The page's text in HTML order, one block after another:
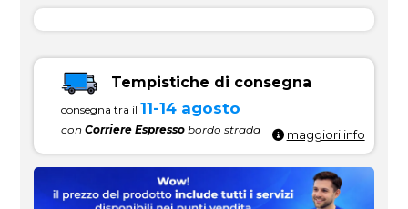
Tempistiche di consegna
consegna tra il 11-14 agosto
conCorriere Espresso bordo strada maggiori info